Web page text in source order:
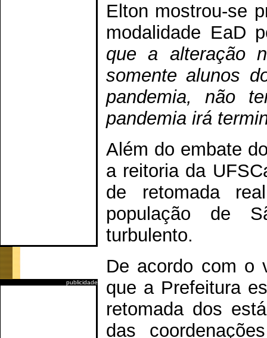
publicidade
Elton mostrou-se
modalidade EaD
que a alteração
somente alunos
pandemia, não
pandemia irá
Além do embate
a reitoria da
de retomada
população de
turbulento.
De acordo com o
que a Prefeitura
retomada dos
das